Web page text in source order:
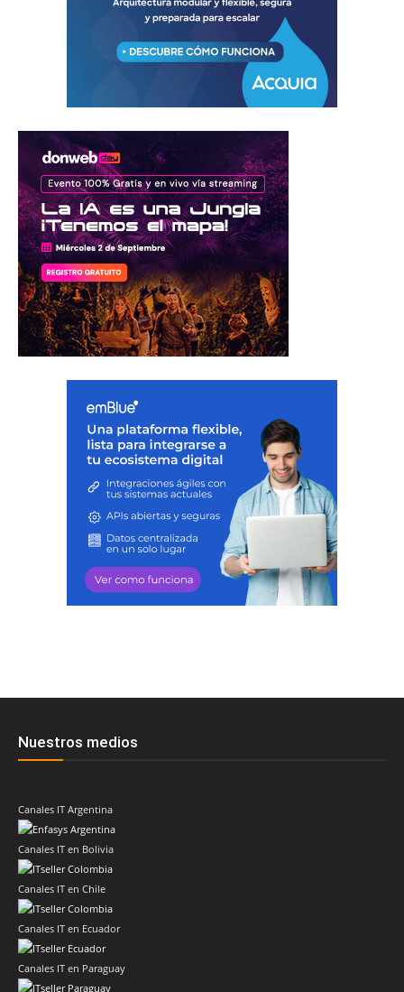
Nuestros medios
Canales IT Argentina
Canales IT en Bolivia
Canales IT en Chile
Canales IT en Ecuador
Canales IT en Paraguay